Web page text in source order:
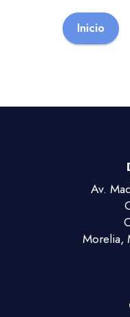
Inicio
Av.
Morelia,